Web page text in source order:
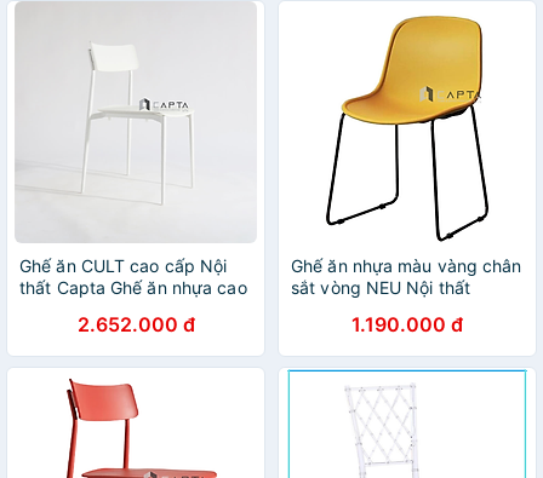
Ghế ăn CULT cao cấp Nội
thất Capta Ghế ăn nhựa cao
tại tp hcm2.652.000 đ
Ghế ăn nhựa màu vàng chân
sắt vòng NEU Nội thất
quỳ Ghế khách chờ hiện đại
1.190.000 đ